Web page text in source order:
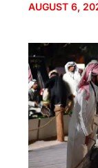
AUGUST 6,